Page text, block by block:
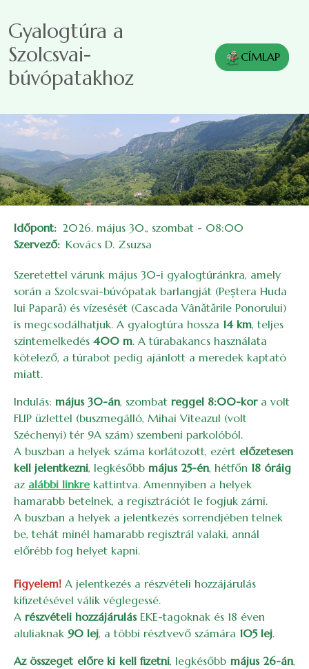
Gyalogtúra a
Szolcsvai-
búvópatakhoz
CÍMLAP
Időpont
2026. május 30., szombat - 08:00
Szervező
Kovács D. Zsuzsa
Szeretettel várunk május 30-i gyalogtúránkra, amely
során a Szolcsvai-búvópatak barlangját (Peștera Huda
lui Papară) és vízesését (Cascada Vânătările Ponorului)
is megcsodálhatjuk. A gyalogtúra hossza 14 km, teljes
szintemelkedés 400 m. A túrabakancs használata
kötelező, a túrabot pedig ajánlott a meredek kaptató
miatt.
Indulás: május 30-án, szombat reggel 8:00-kora volt
FLIP üzlettel (buszmegálló, Mihai Viteazul (volt
Széchenyi) tér 9A szám) szembeni parkolóból.
A buszban a helyek száma korlátozott, ezért előzetesen
kell jelentkezni, legkésőbb május 25-én, hétfőn 18 óráig
az alábbi linkre kattintva. Amennyiben a helyek
hamarabb betelnek, a regisztrációt le fogjuk zárni.
A buszban a helyek a jelentkezés sorrendjében telnek
be, tehát minél hamarabb regisztrál valaki, annál
előrébb fog helyet kapni.
Figyelem! A jelentkezés a részvételi hozzájárulás
kifizetésével válik véglegessé.
A részvételi hozzájárulás EKE-tagoknak és 18 éven
aluliaknak 90 lej, a többi résztvevő számára 105 lej.
Az összeget előre ki kell fizetni, legkésőbb május 26-án,